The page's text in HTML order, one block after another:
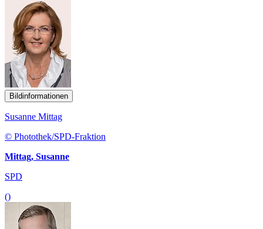
Bildinformationen
Susanne Mittag
© Photothek/SPD-Fraktion
Mittag, Susanne
SPD
()